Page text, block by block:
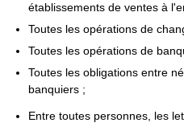
établissements de ventes à
Toutes les opérations de
Toutes les opérations de
Toutes les obligations entre
banquiers ;
Entre toutes personnes, les